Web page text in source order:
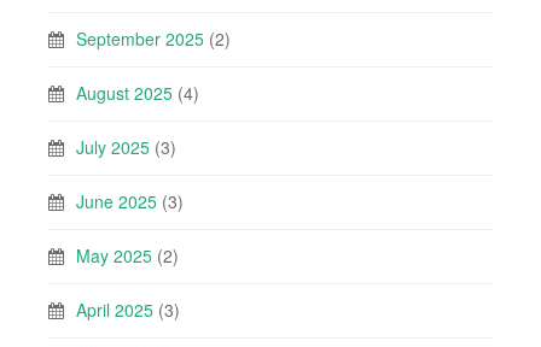
September 2025 (2)
August 2025 (4)
July 2025 (3)
June 2025 (3)
May 2025 (2)
April 2025 (3)